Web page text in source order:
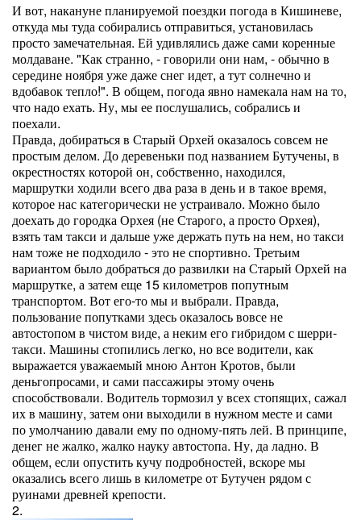
И вот, накануне планируемой поездки погода в Кишиневе,
откуда мы туда собирались отправиться, установилась
просто замечательная. Ей удивлялись даже сами коренные
молдаване. "Как странно, - говорили они нам, - обычно в
середине ноября уже даже снег идет, а тут солнечно и
вдобавок тепло!". В общем, погода явно намекала нам на то,
что надо ехать. Ну, мы ее послушались, собрались и
поехали.
Правда, добираться в Старый Орхей оказалось совсем не
простым делом. До деревеньки под названием Бутучены, в
окрестностях которой он, собственно, находился,
маршрутки ходили всего два раза в день и в такое время,
которое нас категорически не устраивало. Можно было
доехать до городка Орхея (не Старого, а просто Орхея),
взять там такси и дальше уже держать путь на нем, но такси
нам тоже не подходило - это не спортивно. Третьим
вариантом было добраться до развилки на Старый Орхей на
маршрутке, а затем еще 15 километров попутным
транспортом. Вот его-то мы и выбрали. Правда,
пользование попутками здесь оказалось вовсе не
автостопом в чистом виде, а неким его гибридом с шерри-
такси. Машины стопились легко, но все водители, как
выражается уважаемый мною Антон Кротов, были
деньгопросами, и сами пассажиры этому очень
способствовали. Водитель тормозил у всех стопящих, сажал
их в машину, затем они выходили в нужном месте и сами
по умолчанию давали ему по одному-пять лей. В принципе,
денег не жалко, жалко науку автостопа. Ну, да ладно. В
общем, если опустить кучу подробностей, вскоре мы
оказались всего лишь в километре от Бутучен рядом с
руинами древней крепости.
2.